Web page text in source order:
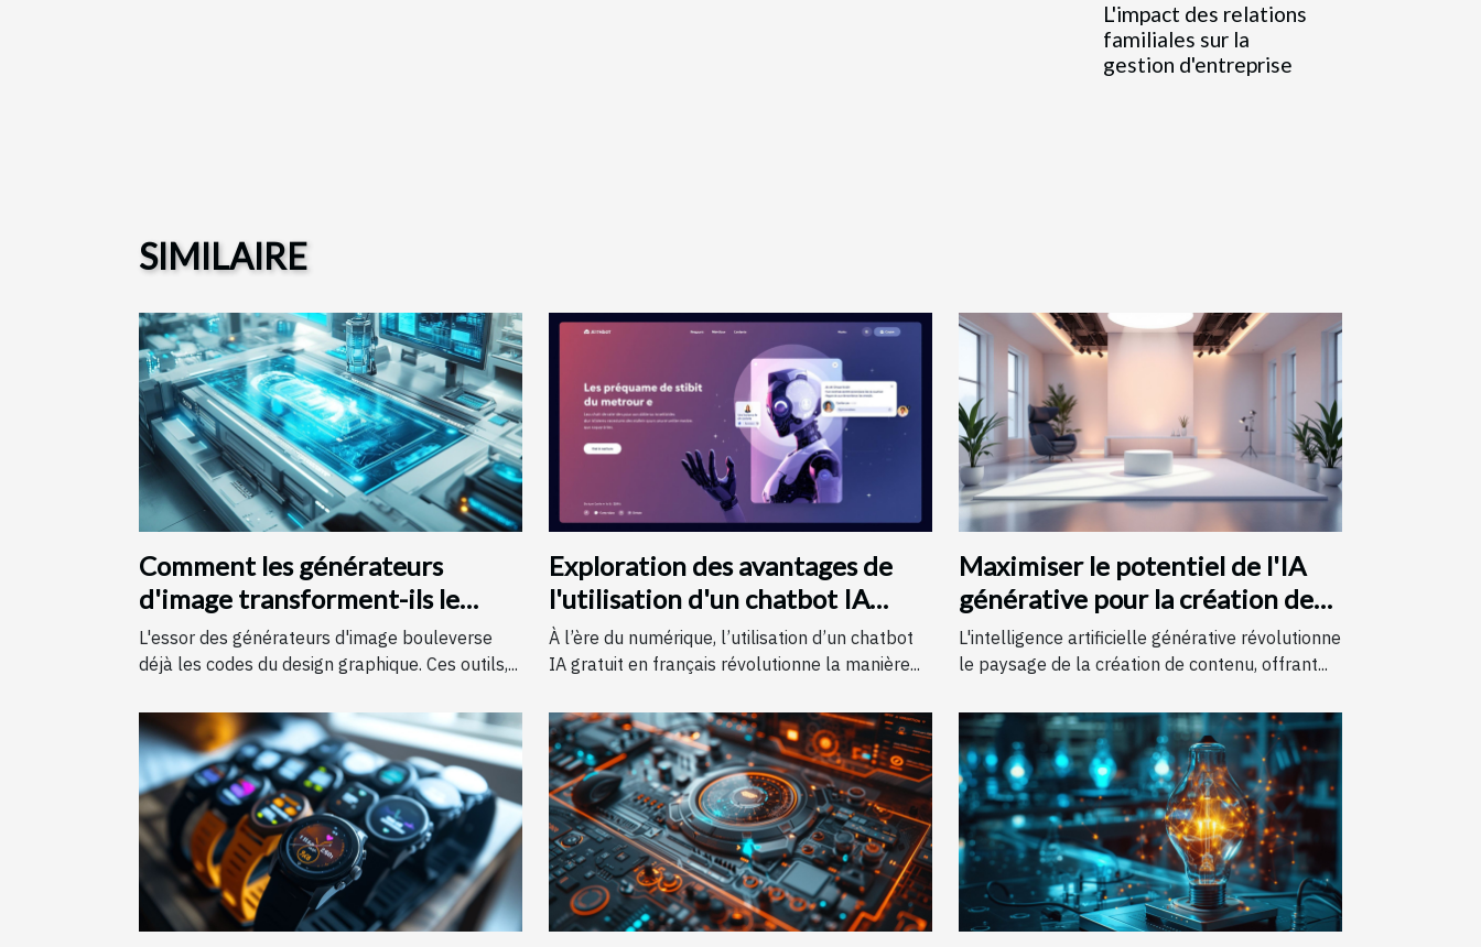
L'impact des relations
familiales sur la
gestion d'entreprise
SIMILAIRE
Comment les générateurs
d'image transforment-ils le
monde du design graphique ?
L'essor des générateurs d'image bouleverse
déjà les codes du design graphique. Ces outils,...
Exploration des avantages de
l'utilisation d'un chatbot IA
gratuit en français
À l’ère du numérique, l’utilisation d’un chatbot
IA gratuit en français révolutionne la manière...
Maximiser le potentiel de l'IA
générative pour la création de
contenu
L'intelligence artificielle générative révolutionne
le paysage de la création de contenu, offrant...